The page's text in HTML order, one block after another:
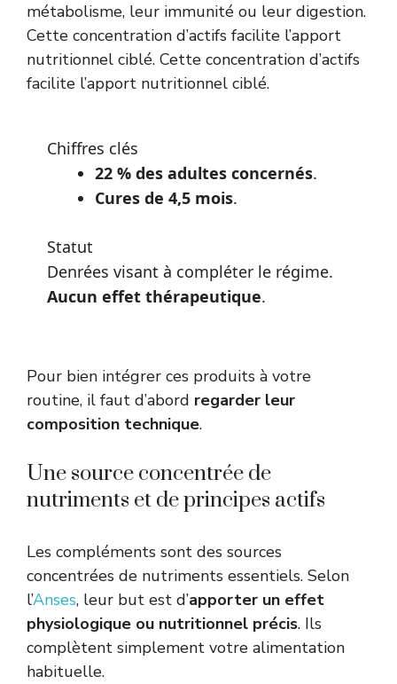
métabolisme, leur immunité ou leur digestion.
Cette concentration d’actifs facilite l’apport
nutritionnel ciblé. Cette concentration d’actifs
facilite l’apport nutritionnel ciblé.
Chiffres clés
22 % des adultes concernés.
Cures de 4,5 mois.
Statut
Denrées visant à compléter le régime.
Aucun effet thérapeutique.
Pour bien intégrer ces produits à votre
routine, il faut d’abord regarder leur
composition technique.
Une source concentrée de
nutriments et de principes actifs
Les compléments sont des sources
concentrées de nutriments essentiels. Selon
l’Anses, leur but est d’apporter un effet
physiologique ou nutritionnel précis. Ils
complètent simplement votre alimentation
habituelle.